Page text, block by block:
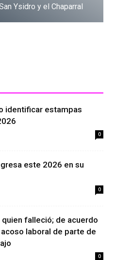
Ysidro y el Chaparral
identificar estampas
0
este 2026 en su
0
quien falleció; de acuerdo
laboral de parte de
0